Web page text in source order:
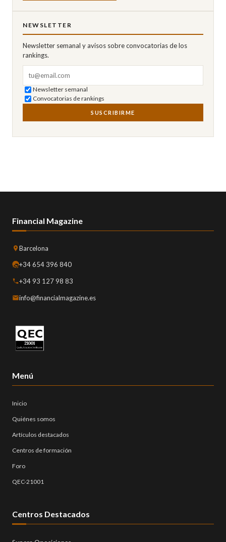
NEWSLETTER
Newsletter semanal y avisos sobre convocatorias de los
rankings.
Newsletter semanal
Convocatorias de rankings
SUSCRIBIRME
Financial Magazine
Barcelona
+34 654 396 840
+34 93 127 98 83
info@financialmagazine.es
Menú
Inicio
Quiénes somos
Artículos destacados
Centros de formación
Foro
QEC-21001
Centros Destacados